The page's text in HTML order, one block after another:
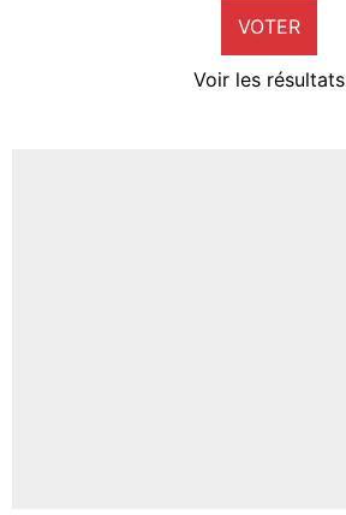
VOTER
Voir les résultats